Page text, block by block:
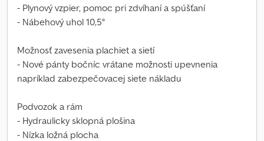
- Plynový vzpier, pomoc pri zdvíhaní a spúšťaní
- Nábehový uhol 10,5°
Možnosť zavesenia plachiet a sietí
- Nové pánty bočníc vrátane možnosti upevnenia
napríklad zabezpečovacej siete nákladu
Podvozok a rám
- Hydraulicky sklopná plošina
- Nízka ložná plocha